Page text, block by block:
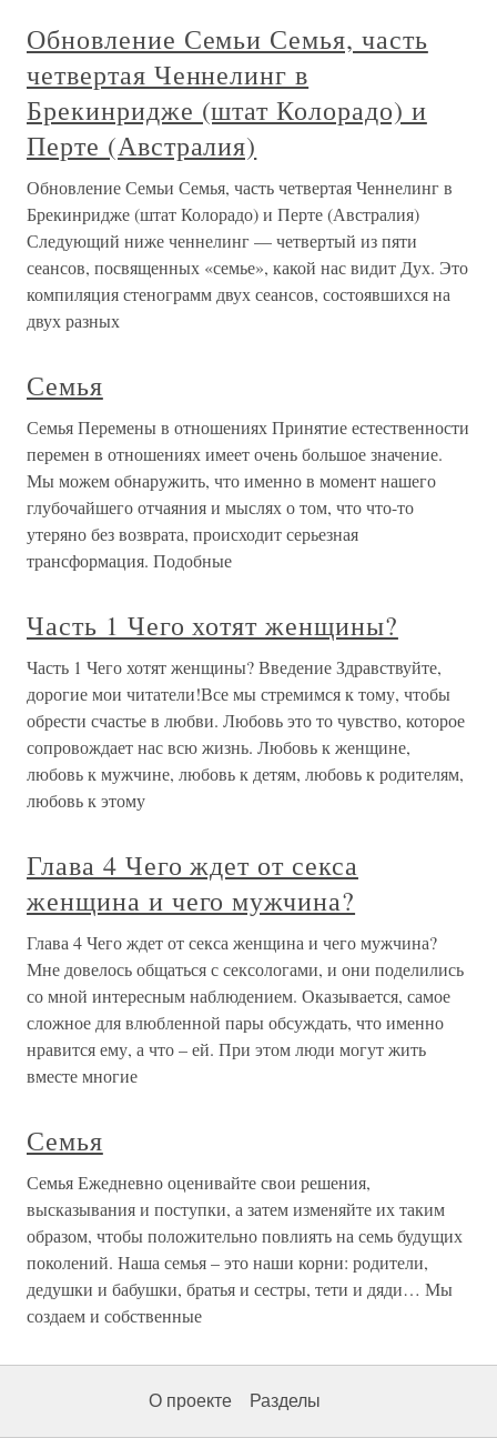
Обновление Семьи Семья, часть
четвертая Ченнелинг в
Брекинридже (штат Колорадо) и
Перте (Австралия)
Обновление Семьи Семья, часть четвертая Ченнелинг в
Брекинридже (штат Колорадо) и Перте (Австралия)
Следующий ниже ченнелинг — четвертый из пяти
сеансов, посвященных «семье», какой нас видит Дух. Это
компиляция стенограмм двух сеансов, состоявшихся на
двух разных
Семья
Семья Перемены в отношениях Принятие естественности
перемен в отношениях имеет очень большое значение.
Мы можем обнаружить, что именно в момент нашего
глубочайшего отчаяния и мыслях о том, что что-то
утеряно без возврата, происходит серьезная
трансформация. Подобные
Часть 1 Чего хотят женщины?
Часть 1 Чего хотят женщины? Введение Здравствуйте,
дорогие мои читатели!Все мы стремимся к тому, чтобы
обрести счастье в любви. Любовь это то чувство, которое
сопровождает нас всю жизнь. Любовь к женщине,
любовь к мужчине, любовь к детям, любовь к родителям,
любовь к этому
Глава 4 Чего ждет от секса
женщина и чего мужчина?
Глава 4 Чего ждет от секса женщина и чего мужчина?
Мне довелось общаться с сексологами, и они поделились
со мной интересным наблюдением. Оказывается, самое
сложное для влюбленной пары обсуждать, что именно
нравится ему, а что – ей. При этом люди могут жить
вместе многие
Семья
Семья Ежедневно оценивайте свои решения,
высказывания и поступки, а затем изменяйте их таким
образом, чтобы положительно повлиять на семь будущих
поколений. Наша семья – это наши корни: родители,
дедушки и бабушки, братья и сестры, тети и дяди… Мы
создаем и собственные
О проекте Разделы